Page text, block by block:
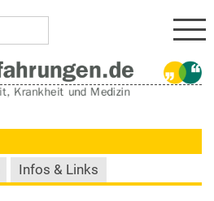
Infos & Links